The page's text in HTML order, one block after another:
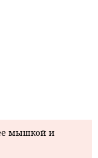
мышкой и